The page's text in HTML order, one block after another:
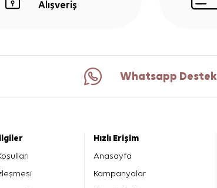
Alışveriş
Whatsapp Destek
Hızlı Erişim
Anasayfa
Kampanyalar